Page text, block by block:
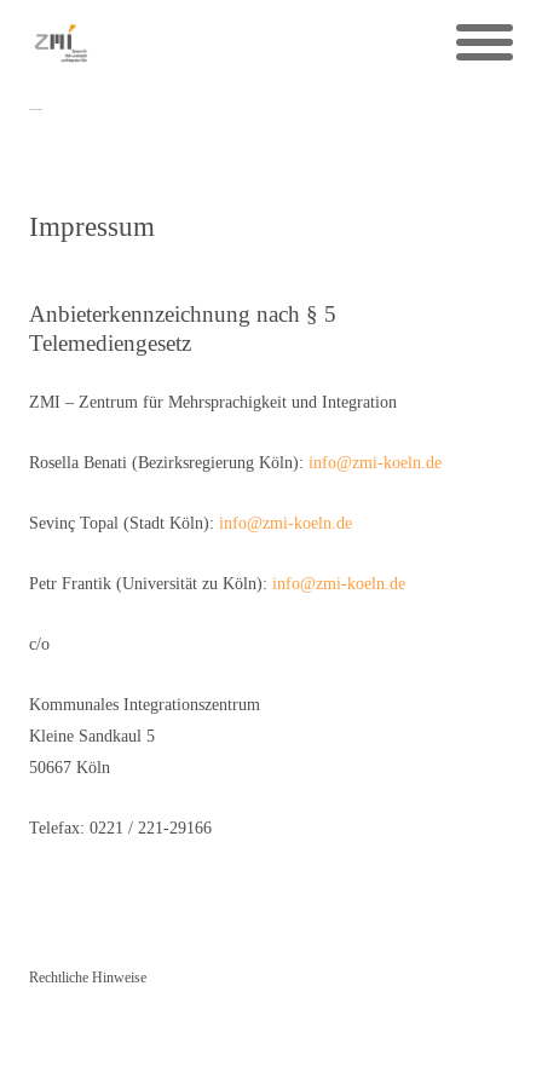
Impressum
Anbieterkennzeichnung nach § 5
Telemediengesetz
ZMI – Zentrum für Mehrsprachigkeit und Integration
Rosella Benati (Bezirksregierung Köln): info@zmi-koeln.de
Sevinç Topal (Stadt Köln): info@zmi-koeln.de
Petr Frantik (Universität zu Köln): info@zmi-koeln.de
c/o
Kommunales Integrationszentrum
Kleine Sandkaul 5
50667 Köln
Telefax: 0221 / 221-29166
Rechtliche Hinweise